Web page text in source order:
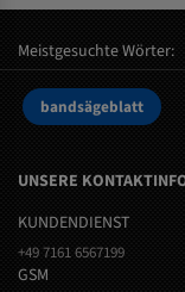
Meistgesuchte Wörter:
bandsägeblatt
UNSERE
KUNDENDIENST
+49 7161 6567199
GSM